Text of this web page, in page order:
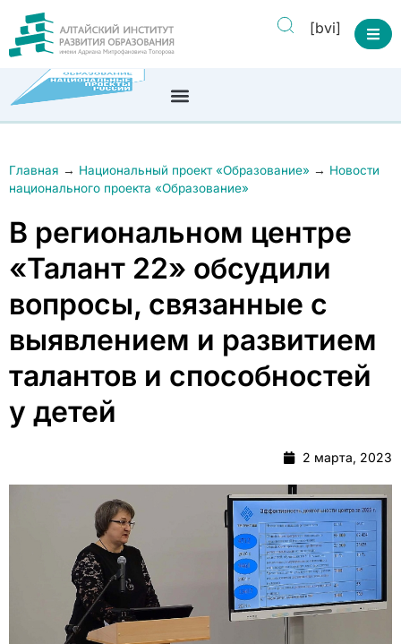
[bvi]
Главная → Национальный проект «Образование» → Новости
национального проекта «Образование»
В региональном центре
«Талант 22» обсудили
вопросы, связанные с
выявлением и развитием
талантов и способностей
у детей
2 марта, 2023